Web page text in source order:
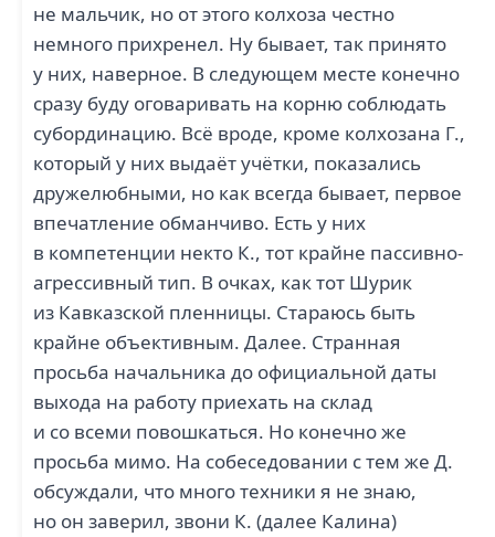
не мальчик, но от этого колхоза честно
немного прихренел. Ну бывает, так принято
у них, наверное. В следующем месте конечно
сразу буду оговаривать на корню соблюдать
субординацию. Всё вроде, кроме колхозана Г.,
который у них выдаёт учётки, показались
дружелюбными, но как всегда бывает, первое
впечатление обманчиво. Есть у них
в компетенции некто К., тот крайне пассивно-
агрессивный тип. В очках, как тот Шурик
из Кавказской пленницы. Стараюсь быть
крайне объективным. Далее. Странная
просьба начальника до официальной даты
выхода на работу приехать на склад
и со всеми повошкаться. Но конечно же
просьба мимо. На собеседовании с тем же Д.
обсуждали, что много техники я не знаю,
но он заверил, звони К. (далее Калина)